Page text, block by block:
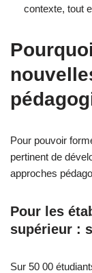
contexte, tout
Pour pouvoir
pertinent de
approches
Pour les
supérieur :
Sur 50 00